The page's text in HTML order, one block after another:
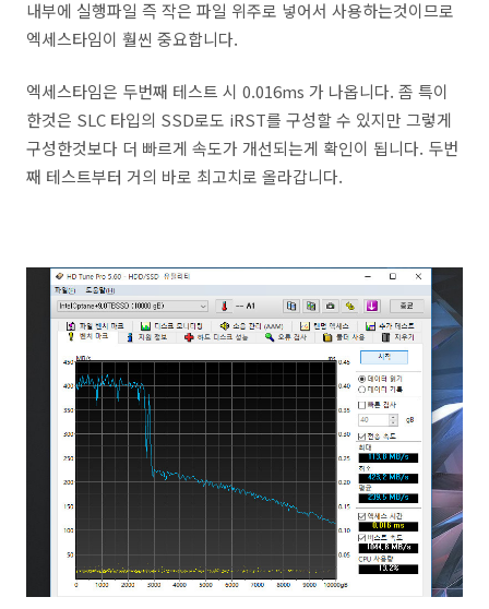
내부에 실행파일 즉 작은 파일 위주로 넣어서 사용하는것이므로
엑세스타임이 훨씬 중요합니다.
엑세스타임은 두번째 테스트 시 0.016ms 가 나옵니다. 좀 특이
한것은 SLC 타입의 SSD로도 iRST를 구성할 수 있지만 그렇게
구성한것보다 더 빠르게 속도가 개선되는게 확인이 됩니다. 두번
째 테스트부터 거의 바로 최고치로 올라갑니다.